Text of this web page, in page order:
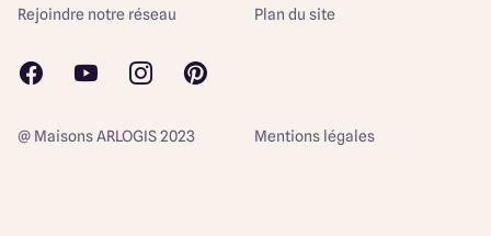
Mentions légales
Rejoindre notre réseau Plan du site
@ Maisons ARLOGIS 2023